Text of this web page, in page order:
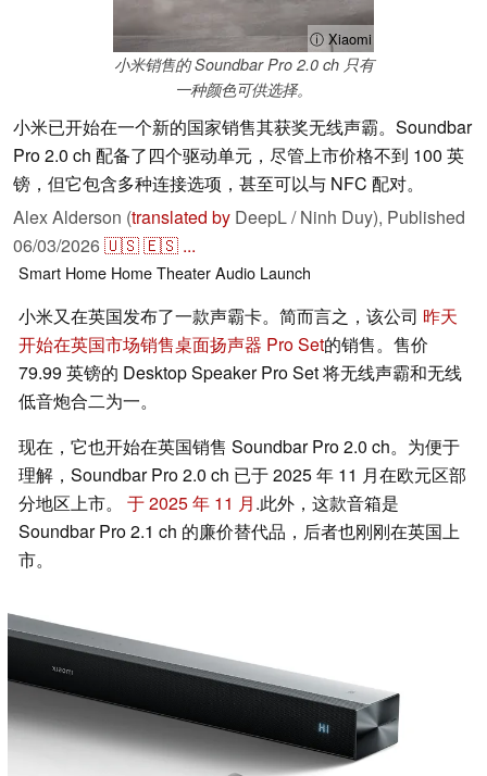
ⓘ Xiaomi
小米销售的 Soundbar Pro 2.0 ch 只有
一种颜色可供选择。
小米已开始在一个新的国家销售其获奖无线声霸。Soundbar
Pro 2.0 ch 配备了四个驱动单元，尽管上市价格不到 100 英
镑，但它包含多种连接选项，甚至可以与 NFC 配对。
Alex Alderson (translated by DeepL / Ninh Duy), Published
06/03/2026🇺🇸🇪🇸 ...
Smart Home Home TheaterAudio Launch
小米又在英国发布了一款声霸卡。简而言之，该公司 昨天
开始在英国市场销售桌面扬声器 Pro Set的销售。售价
79.99 英镑的 Desktop Speaker Pro Set 将无线声霸和无线
低音炮合二为一。
现在，它也开始在英国销售 Soundbar Pro 2.0 ch。为便于
理解，Soundbar Pro 2.0 ch 已于 2025 年 11 月在欧元区部
分地区上市。 于 2025 年 11 月.此外，这款音箱是
Soundbar Pro 2.1 ch 的廉价替代品，后者也刚刚在英国上
市。